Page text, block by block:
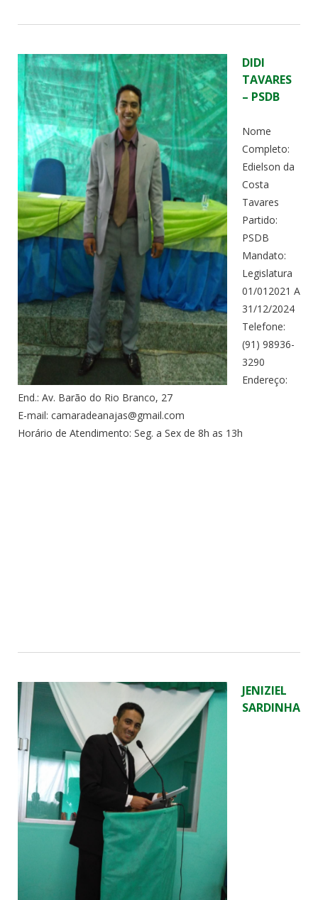
DIDI
TAVARES
– PSDB
Nome
Completo:
Edielson da
Costa
Tavares
Partido:
PSDB
Mandato:
Legislatura
01/012021 A
31/12/2024
Telefone:
(91) 98936-
3290
Endereço:
End.: Av. Barão do Rio Branco, 27
E-mail: camaradeanajas@gmail.com
Horário de Atendimento: Seg. a Sex de 8h as 13h
JENIZIEL
SARDINHA